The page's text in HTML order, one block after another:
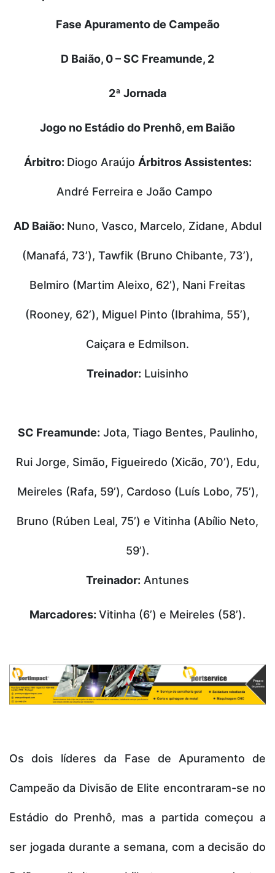
Fase Apuramento de Campeão
D Baião, 0 – SC Freamunde, 2
2ª Jornada
Jogo no Estádio do Prenhô, em Baião
Árbitro: Diogo Araújo Árbitros Assistentes:
André Ferreira e João Campo
AD Baião: Nuno, Vasco, Marcelo, Zidane, Abdul
(Manafá, 73’), Tawfik (Bruno Chibante, 73’),
Belmiro (Martim Aleixo, 62’), Nani Freitas
(Rooney, 62’), Miguel Pinto (Ibrahima, 55’),
Caiçara e Edmilson.
Treinador: Luisinho
SC Freamunde: Jota, Tiago Bentes, Paulinho,
Rui Jorge, Simão, Figueiredo (Xicão, 70’), Edu,
Meireles (Rafa, 59’), Cardoso (Luís Lobo, 75’),
Bruno (Rúben Leal, 75’) e Vitinha (Abílio Neto,
59’).
Treinador: Antunes
Marcadores: Vitinha (6’) e Meireles (58’).
Os dois líderes da Fase de Apuramento de
Campeão da Divisão de Elite encontraram-se no
Estádio do Prenhô, mas a partida começou a
ser jogada durante a semana, com a decisão do